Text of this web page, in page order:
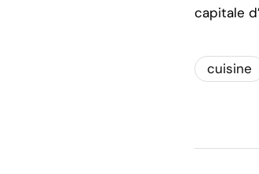
capitale
cuisine